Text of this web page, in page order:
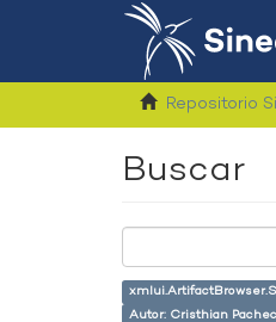
Repositorio
Buscar
Autor: Cristhian